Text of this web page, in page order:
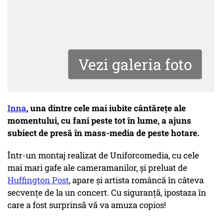
Vezi galeria foto
Inna, una dintre cele mai iubite cântărețe ale
momentului, cu fani peste tot în lume, a ajuns
subiect de presă în mass-media de peste hotare.
Într-un montaj realizat de Uniforcomedia, cu cele
mai mari gafe ale cameramanilor, și preluat de
Huffington Post, apare și artista româncă în câteva
secvențe de la un concert. Cu siguranță, ipostaza în
care a fost surprinsă vă va amuza copios!